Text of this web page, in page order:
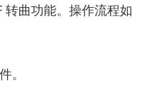
转曲功能。操作流程如
。